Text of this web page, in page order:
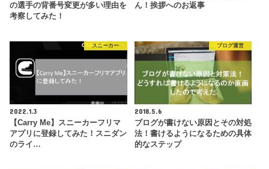
の選手の背番号変更が多い理由を
考察してみた！
ん！挨拶へのお返事
スニーカー
2022.1.3
【Carry Me】スニーカーフリマ
アプリに登録してみた！スニダン
のライ…
ブログ運営
2018.5.6
ブログが書けない原因とその対処
法！書けるようになるための具体
的なステップ